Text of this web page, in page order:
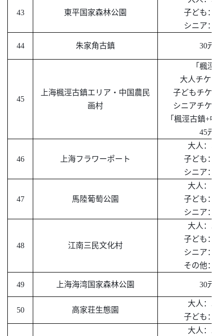
43 東平国家森林公園
子ども：
シニア：
44 朱家角古鎮 30元
45
上海楓涇古鎮エリア・中国農民
画村
「楓涇
大人チケ
子どもチケ
シニアチケ
「楓涇古鎮+中
45元
46 上海フラワーポート
大人：
子ども：
シニア：
47 馬陸葡萄公園
大人：
子ども：
シニア：
48 江南三民文化村
大人： 30
子ども：
シニア：
その他：
49 上海海湾国家森林公園 30元
50 高家荘生態園
大人： 30
子ども：
大人：